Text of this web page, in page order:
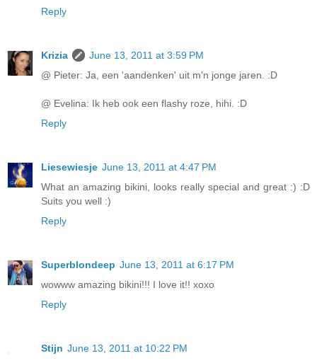
Reply
Krizia
June 13, 2011 at 3:59 PM
@ Pieter: Ja, een 'aandenken' uit m'n jonge jaren. :D
@ Evelina: Ik heb ook een flashy roze, hihi. :D
Reply
Liesewiesje June 13, 2011 at 4:47 PM
What an amazing bikini, looks really special and great :) :D
Suits you well :)
Reply
Superblondeep June 13, 2011 at 6:17 PM
wowww amazing bikini!!! I love it!! xoxo
Reply
Stijn June 13, 2011 at 10:22 PM